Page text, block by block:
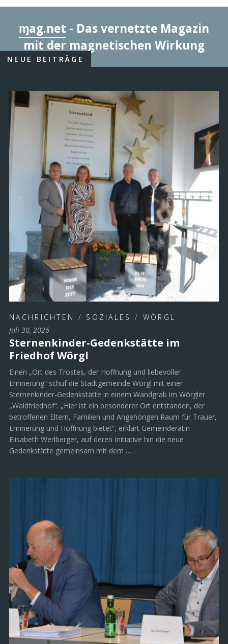
ɱag.net - Das vernetzte Magazin
mit der magnetischen Wirkung
NEUE BEITRÄGE
NACHRICHTEN / SOZIALES / WÖRGL
Juli 30, 2026
Sternenkinder-Gedenkstätte im
Friedhof Wörgl
Einen „Ort des Trostes, der Hoffnung und liebevoller
Erinnerung“ schuf die Stadtgemeinde Wörgl mit einer
Sternenkinder-Gedenkstätte in einem Wandgrab im Wörgler
„Waldfriedhof“. „Hier ist ein besonderer Ort entstanden, der
betroffenen Eltern, Familien und Angehörigen Raum für Trauer,
Erinnerung und Hoffnung bietet“, erklärt Gemeinderätin
Elisabeth Werlberger, auf deren Initiative hin die neue
Gedenkstätte gemeinsam mit dem …